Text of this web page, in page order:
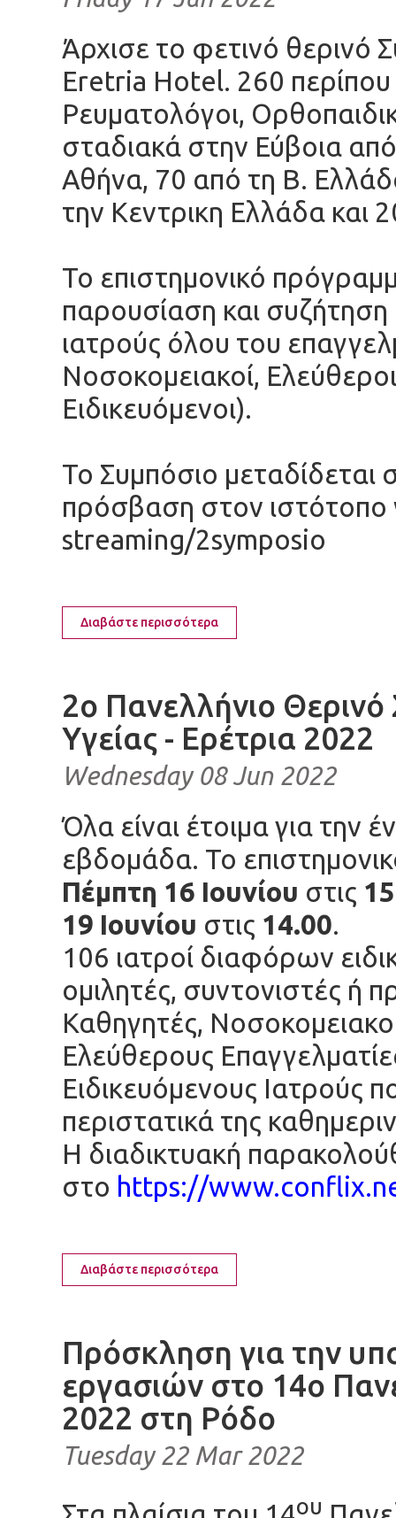
Άρχισε το φετινό
Eretria Hotel. 260
Ρευματολόγοι,
σταδιακά στην Εύβοια
Αθήνα, 70 από τη Β.
την Κεντρικη Ελλάδα και
Το επιστημονικό
παρουσίαση και
ιατρούς όλου του
Νοσοκομειακοί,
Ειδικευόμενοι).
Το Συμπόσιο
πρόσβαση στον
streaming/2symposio
Διαβάστε περισσότερα
2ο Πανελλήνιο
Υγείας - Ερέτρια 2022
Wednesday 08 Jun 2022
Όλα είναι έτοιμα για την
εβδομάδα. Το
Πέμπτη 16 Ιουνίου στις
19 Ιουνίου στις 14.00.
106 ιατροί διαφόρων
ομιλητές, συντονιστές ή
Καθηγητές,
Ελεύθερους
Ειδικευόμενους Ιατρούς
περιστατικά της
Η διαδικτυακή
στο https://
Διαβάστε περισσότερα
Πρόσκληση για την
εργασιών στο 14ο
2022 στη Ρόδο
Tuesday 22 Mar 2022
ου